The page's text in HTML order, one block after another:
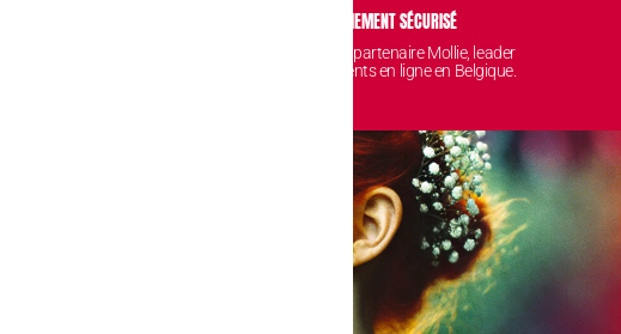
PAIEMENT SÉCURISÉ
Avec notre partenaire Mollie, leader
des paiements en ligne en Belgique.